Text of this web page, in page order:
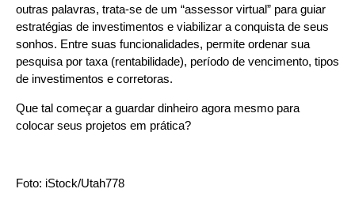
outras palavras, trata-se de um “assessor virtual” para guiar
estratégias de investimentos e viabilizar a conquista de seus
sonhos. Entre suas funcionalidades, permite ordenar sua
pesquisa por taxa (rentabilidade), período de vencimento, tipos
de investimentos e corretoras.
Que tal começar a guardar dinheiro agora mesmo para
colocar seus projetos em prática?
Foto: iStock/Utah778